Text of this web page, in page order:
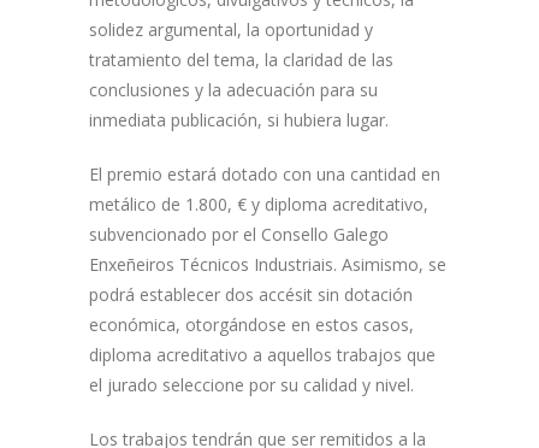
solidez argumental, la oportunidad y
tratamiento del tema, la claridad de las
conclusiones y la adecuación para su
inmediata publicación, si hubiera lugar.
El premio estará dotado con una cantidad en
metálico de 1.800, € y diploma acreditativo,
subvencionado por el Consello Galego
Enxeñeiros Técnicos Industriais. Asimismo, se
podrá establecer dos accésit sin dotación
económica, otorgándose en estos casos,
diploma acreditativo a aquellos trabajos que
el jurado seleccione por su calidad y nivel.
Los trabajos tendrán que ser remitidos a la